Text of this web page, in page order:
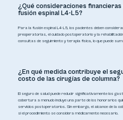
¿Qué consideraciones
fusión espinal L4-L5?
Para la fusión espinal L4-L5, los pacientes deben
preoperatorias, el cuidado postoperatorio y la
consultas de seguimiento y terapia física, lo que puede
¿En qué medida contribuye el
costo de las cirugías de columna?
El seguro de salud puede reducir significativamente los
cobertura a menudo incluye una parte de los honorarios
servicios postoperatorios. Sin embargo, el alcance de la
si el procedimiento se considera médicamente necesario.